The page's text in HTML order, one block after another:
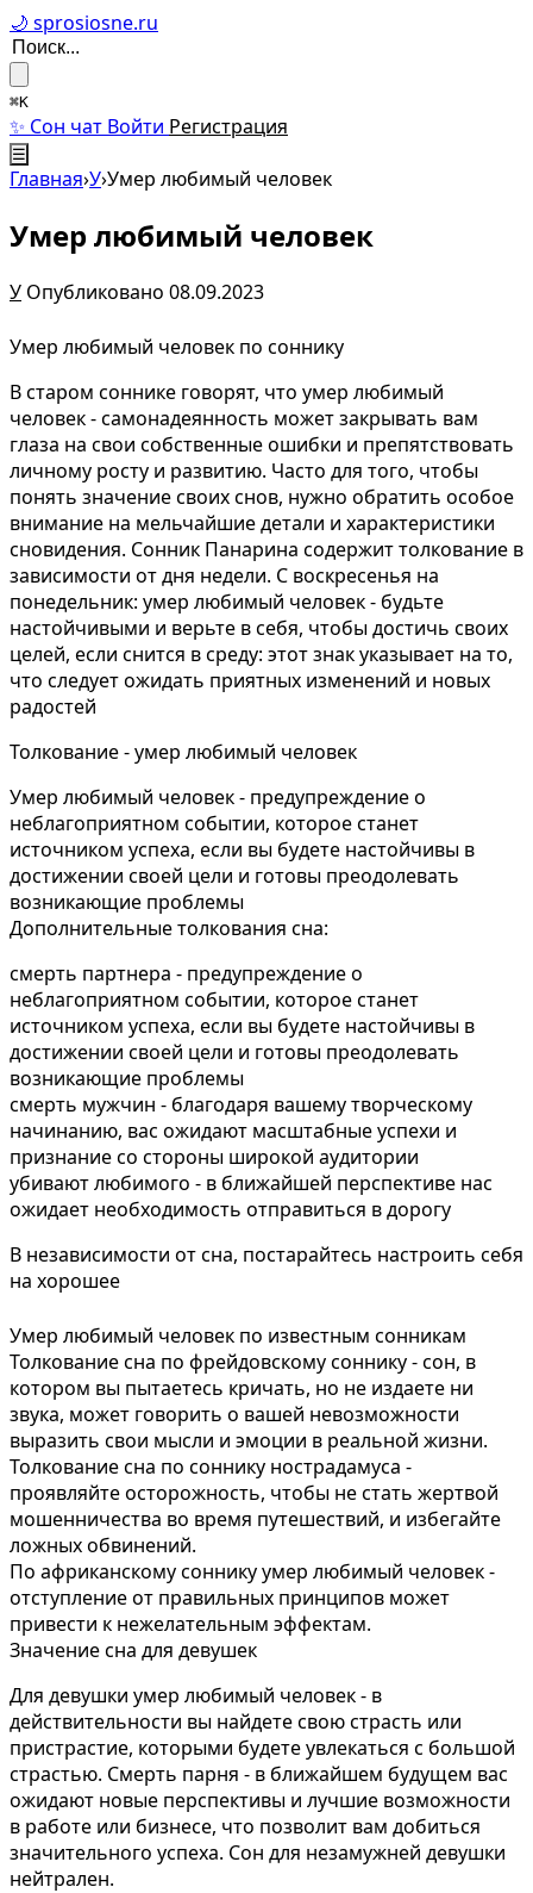
🌙 sprosiosne.ru
⌘K
✨ Сон чат Войти Регистрация
☰
Главная›У›Умер любимый человек
Умер любимый человек
У Опубликовано 08.09.2023
Умер любимый человек по соннику
В старом соннике говорят, что умер любимый
человек - самонадеянность может закрывать вам
глаза на свои собственные ошибки и препятствовать
личному росту и развитию. Часто для того, чтобы
понять значение своих снов, нужно обратить особое
внимание на мельчайшие детали и характеристики
сновидения. Сонник Панарина содержит толкование в
зависимости от дня недели. С воскресенья на
понедельник: умер любимый человек - будьте
настойчивыми и верьте в себя, чтобы достичь своих
целей, если снится в среду: этот знак указывает на то,
что следует ожидать приятных изменений и новых
радостей
Толкование - умер любимый человек
Умер любимый человек - предупреждение о
неблагоприятном событии, которое станет
источником успеха, если вы будете настойчивы в
достижении своей цели и готовы преодолевать
возникающие проблемы
Дополнительные толкования сна:
смерть партнера - предупреждение о
неблагоприятном событии, которое станет
источником успеха, если вы будете настойчивы в
достижении своей цели и готовы преодолевать
возникающие проблемы
смерть мужчин - благодаря вашему творческому
начинанию, вас ожидают масштабные успехи и
признание со стороны широкой аудитории
убивают любимого - в ближайшей перспективе нас
ожидает необходимость отправиться в дорогу
В независимости от сна, постарайтесь настроить себя
на хорошее
Умер любимый человек по известным сонникам
Толкование сна по фрейдовскому соннику - сон, в
котором вы пытаетесь кричать, но не издаете ни
звука, может говорить о вашей невозможности
выразить свои мысли и эмоции в реальной жизни.
Толкование сна по соннику нострадамуса -
проявляйте осторожность, чтобы не стать жертвой
мошенничества во время путешествий, и избегайте
ложных обвинений.
По африканскому соннику умер любимый человек -
отступление от правильных принципов может
привести к нежелательным эффектам.
Значение сна для девушек
Для девушки умер любимый человек - в
действительности вы найдете свою страсть или
пристрастие, которыми будете увлекаться с большой
страстью. Смерть парня - в ближайшем будущем вас
ожидают новые перспективы и лучшие возможности
в работе или бизнесе, что позволит вам добиться
значительного успеха. Сон для незамужней девушки
нейтрален.